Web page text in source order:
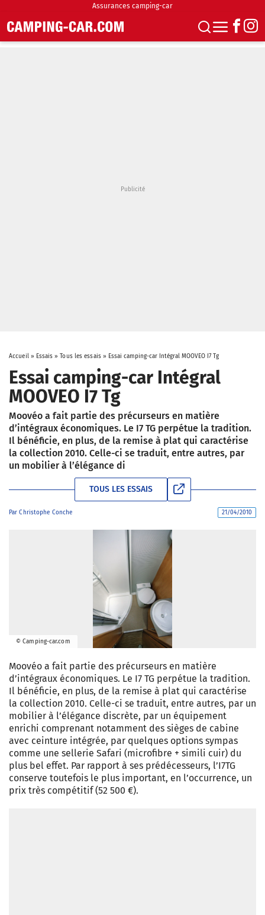
Assurances camping-car
Accueil» Essais »Tous les essais» Essai camping-car Intégral MOOVEO I7 Tg
Essai camping-car Intégral
MOOVEO I7 Tg
Moovéo a fait partie des précurseurs en matière
d’intégraux économiques. Le I7 TG perpétue la tradition.
Il bénéficie, en plus, de la remise à plat qui caractérise
la collection 2010. Celle-ci se traduit, entre autres, par
un mobilier à l’élégance di
TOUS LES ESSAIS
ParChristophe Conche 21/04/2010
© Camping-car.com
Moovéo a fait partie des précurseurs en matière
d’intégraux économiques. Le I7 TG perpétue la tradition.
Il bénéficie, en plus, de la remise à plat qui caractérise
la collection 2010. Celle-ci se traduit, entre autres, par un
mobilier à l’élégance discrète, par un équipement
enrichi comprenant notamment des sièges de cabine
avec ceinture intégrée, par quelques options sympas
comme une sellerie Safari (microfibre + simili cuir) du
plus bel effet. Par rapport à ses prédécesseurs, l’I7TG
conserve toutefois le plus important, en l’occurrence, un
prix très compétitif (52 500 €).